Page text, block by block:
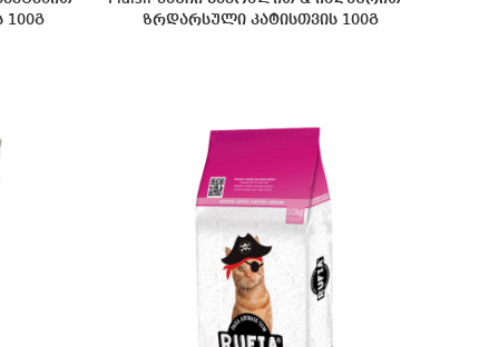
100გ
ზრდარსული კატისთვის 100გ